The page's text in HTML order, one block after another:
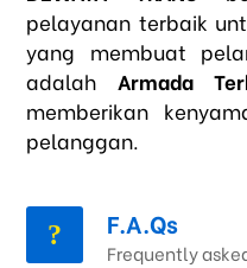
pelayanan terbaik
yang membuat
adalah Armada
memberikan
pelanggan.
F.A.Qs
Frequently